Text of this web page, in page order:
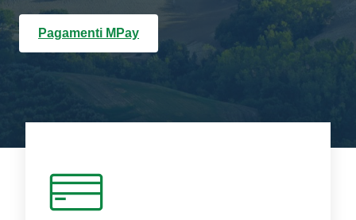
Pagamenti MPay